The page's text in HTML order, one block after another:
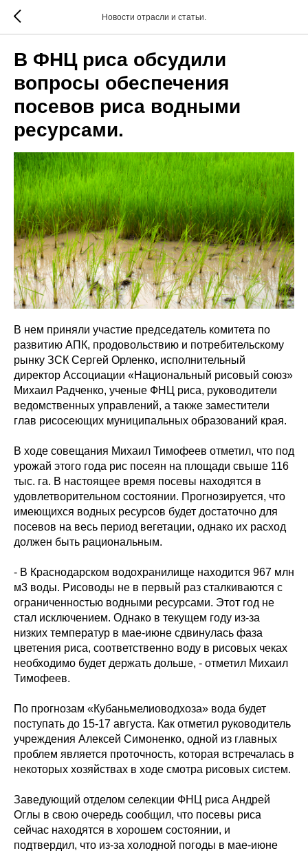
Новости отрасли и статьи.
В ФНЦ риса обсудили
вопросы обеспечения
посевов риса водными
ресурсами.
В нем приняли участие председатель комитета по
развитию АПК, продовольствию и потребительскому
рынку ЗСК Сергей Орленко, исполнительный
директор Ассоциации «Национальный рисовый союз»
Михаил Радченко, ученые ФНЦ риса, руководители
ведомственных управлений, а также заместители
глав рисосеющих муниципальных образований края.
В ходе совещания Михаил Тимофеев отметил, что под
урожай этого года рис посеян на площади свыше 116
тыс. га. В настоящее время посевы находятся в
удовлетворительном состоянии. Прогнозируется, что
имеющихся водных ресурсов будет достаточно для
посевов на весь период вегетации, однако их расход
должен быть рациональным.
- В Краснодарском водохранилище находится 967 млн
м3 воды. Рисоводы не в первый раз сталкиваются с
ограниченностью водными ресурсами. Этот год не
стал исключением. Однако в текущем году из-за
низких температур в мае-июне сдвинулась фаза
цветения риса, соответственно воду в рисовых чеках
необходимо будет держать дольше, - отметил Михаил
Тимофеев.
По прогнозам «Кубаньмелиоводхоза» вода будет
поступать до 15-17 августа. Как отметил руководитель
учреждения Алексей Симоненко, одной из главных
проблем является проточность, которая встречалась в
некоторых хозяйствах в ходе смотра рисовых систем.
Заведующий отделом селекции ФНЦ риса Андрей
Оглы в свою очередь сообщил, что посевы риса
сейчас находятся в хорошем состоянии, и
подтвердил, что из-за холодной погоды в мае-июне